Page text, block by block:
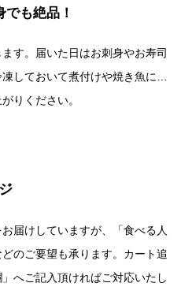
も絶品！
す。届いた日はお刺身やお寿司
しておいて煮付けや焼き魚に…
りください。
届けしていますが、「食べる人
のご要望も承ります。カート追
へご記入頂ければご対応いたし